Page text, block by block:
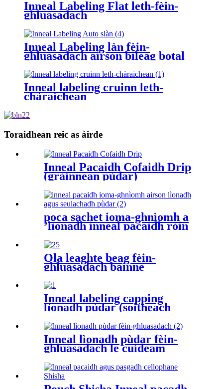
Inneal Labeling Flat leth-fèin-
ghluasadach
Inneal Labeling làn fèin-
ghluasadach airson bileag botal
aghaidh dùbailte truinnsear
cruinn
Inneal labeling cruinn leth-
chàraichean
Toraidhean reic as àirde
Inneal Pacaidh Cofaidh Drip
(gràinnean pùdar)
poca sachet ioma-ghnìomh a
’lìonadh inneal pacaidh ròin
(pùdar granular cofaidh
siùcar tì tì bainne spìosraidh)
Ola leaghte beag fèin-
ghluasadach bainne
còmhnard fìon mhias siabann
aerosol sùgh tì inneal-
glanaidh inneal pacaidh fèin-
ghluasadach uisge sachet
Inneal labeling capping
lìonadh pùdar (soitheach
Inneal lìonadh pùdar fèin-
ghluasadach le cuideam